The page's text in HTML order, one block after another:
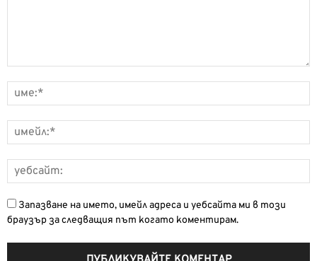
Запазване на името, имейл адреса и уебсайта ми в този
браузър за следващия път когато коментирам.